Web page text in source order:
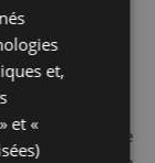
familles,
Menu de
traditionnels de
et,
et «